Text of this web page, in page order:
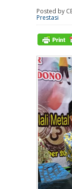
Posted by
Prestasi